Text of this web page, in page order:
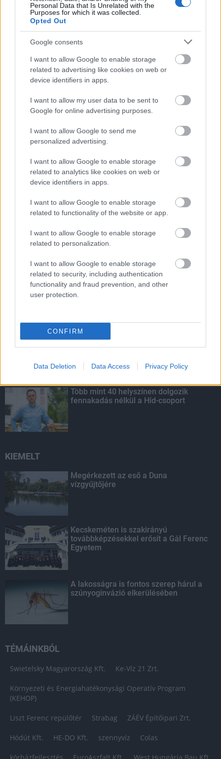
Personal Data that Is Unrelated with the
Purposes for which it was collected.
Opted Out
Google consents
I want to allow Google to enable storage
related to advertising like cookies on web or
device identifiers in apps.
I want to allow my user data to be sent to
Google for online advertising purposes.
I want to allow Google to send me
personalized advertising.
I want to allow Google to enable storage
related to analytics like cookies on web or
device identifiers in apps.
I want to allow Google to enable storage
related to functionality of the website or app.
I want to allow Google to enable storage
related to personalization.
I want to allow Google to enable storage
related to security, including authentication
functionality and fraud prevention, and other
user protection.
CONFIRM
Data Deletion Data Access Privacy Policy
fejlődés támogatása.
A lakosságra is fontos szerep hárul a
Túlfogyasztás napja - július 30-ra
felhasználta az emberiség a Föld egész
évre elegendő erőforrásait
HIRDETÉS
HIRDETÉS
LEGOLVASOTTABB
Indul a diákok pénzügyi ismereteit
erősítő Pénz7 programsorozat
Budapest-Pécs, Budapest-Szolnok:
gyorsabb és biztonságosabb lett a vasút
Több mint 40 helyszínen dolgozik
fennakadás nélkül a Híd-csoport
KIEMELT
Megérkezett az eső a Duna
vízgyűjtőjére
Kecskeméten is szakirányú
továbbképzésekkel erősít a Gál Ferenc
Egyetem
A lakosságra is fontos szerep hárul a
szúnyoginvázió elkerülésében
TÉMÁINKBÓL
Swietelsky Magyarország Kft. Ke-Víz 21 Zrt.
Környezeti és Energiahatékonysági Operatív Program
(KEHOP)
Liszt Ferenc repülőtér Strabag ZÁÉV Építőipari Zrt.
Hódút Kft. HE-DO Kft. szennyvíz Colas